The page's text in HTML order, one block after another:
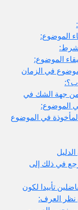
الموضوع:
الموضوع:
في الزمان
جهة الشك في
الموضوع:
المأخوذة في الموضوع
في ذلك إلى
تأييدا لكون
نظر العرف: